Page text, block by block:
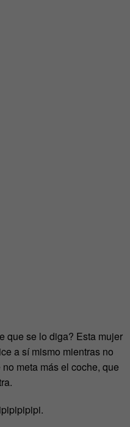
que se lo diga? Esta mujer
a sí mismo mientras no
meta más el coche, que